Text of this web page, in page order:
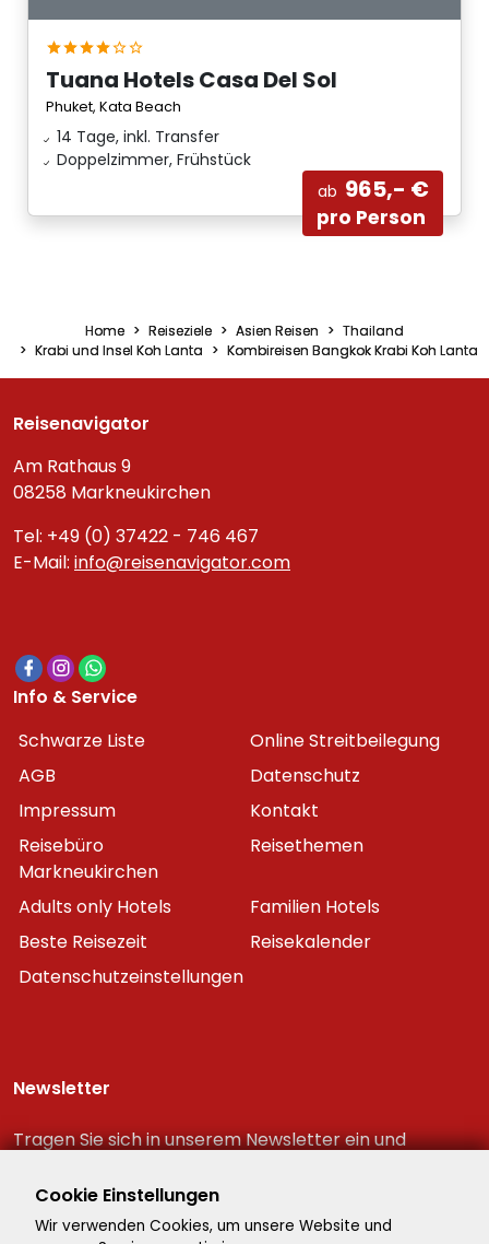
Tuana Hotels Casa Del Sol
Phuket, Kata Beach
14 Tage, inkl. Transfer
Doppelzimmer, Frühstück
ab 965,- €
pro Person
Home Reiseziele Asien Reisen
Thailand
Krabi und Insel Koh Lanta
Kombireisen Bangkok Krabi Koh Lanta
Reisenavigator
Am Rathaus 9
08258 Markneukirchen
Tel: +49 (0) 37422 - 746 467
E-Mail: info@reisenavigator.com
Info & Service
Schwarze Liste
Online Streitbeilegung
AGB
Datenschutz
Impressum
Kontakt
Reisebüro
Markneukirchen
Reisethemen
Adults only Hotels
Familien Hotels
Beste Reisezeit
Reisekalender
Datenschutzeinstellungen
Newsletter
Tragen Sie sich in unserem Newsletter ein und
Reiseschnäppchen!
Cookie Einstellungen
Wir verwenden Cookies, um unsere Website und